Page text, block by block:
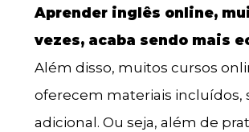
Aprender inglês online,
vezes, acaba sendo mais
Além disso, muitos cursos
oferecem materiais incluídos,
adicional. Ou seja, além de